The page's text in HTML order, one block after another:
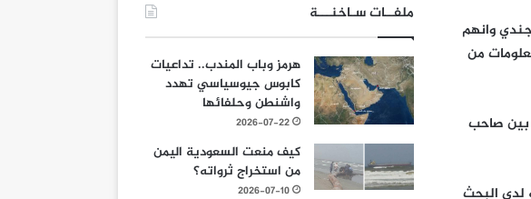
وانهم
من
بين صاحب
لدى البحث
ملفــات سـاخنـــة
هرمز وباب المندب.. تداعيات
كابوس جيوسياسي تهدد
واشنطن وحلفائها
2026-07-22
كيف منعت السعودية اليمن
من استخراج ثرواته؟
2026-07-10